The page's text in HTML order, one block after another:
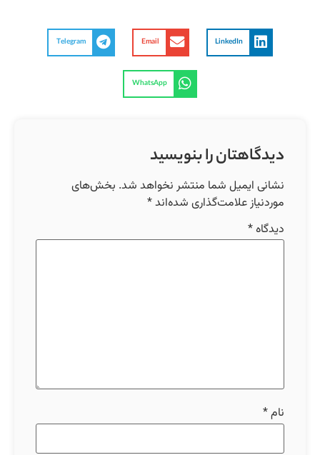
LinkedIn
Email
Telegram
WhatsApp
دیدگاهتان را بنویسید
نشانی ایمیل شما منتشر نخواهد شد. بخش‌های
موردنیاز علامت‌گذاری شده‌اند*
دیدگاه*
نام*